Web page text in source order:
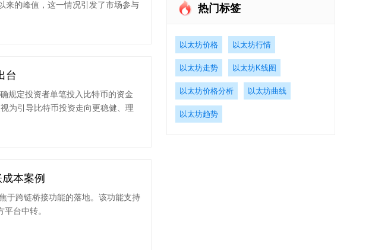
来的峰值，这一情况引发了市场参与
台
规定投资者单笔投入比特币的资金
为引导比特币投资走向更稳健、理
本案例
于跨链桥接功能的落地。该功能支持
台中转。
热门标签
以太坊价格 以太坊行情
以太坊走势 以太坊K线图
以太坊价格分析 以太坊曲线
以太坊趋势